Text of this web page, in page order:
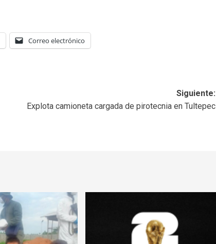
Correo electrónico
Siguiente:
Explota camioneta cargada de pirotecnia en Tultepec